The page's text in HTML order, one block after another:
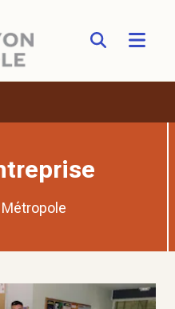
Métropole